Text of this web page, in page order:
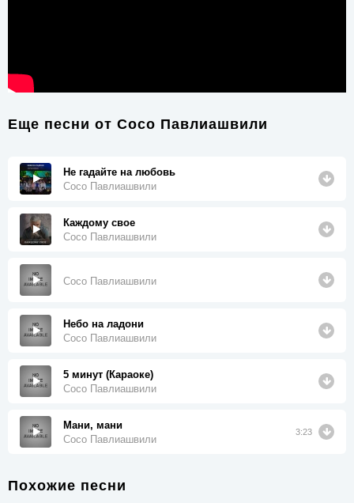
Еще песни от Сосо Павлиашвили
Не гадайте на любовь
Сосо Павлиашвили
Каждому свое
Сосо Павлиашвили
Сосо Павлиашвили
Небо на ладони
Сосо Павлиашвили
5 минут (Караоке)
Сосо Павлиашвили
Мани, мани
Сосо Павлиашвили
3:23
Похожие песни